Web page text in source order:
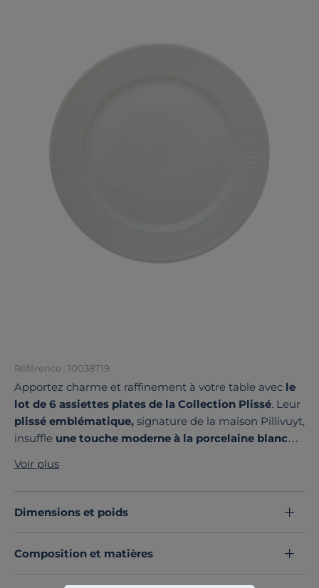
Référence : 10038719
Apportez charme et raffinement à votre table avec le
lot de 6 assiettes plates de la Collection Plissé. Leur
plissé emblématique, signature de la maison Pillivuyt,
insuffle une touche moderne à la porcelaine blanche
deviennent la toile parfaite pour mettre en valeur vos
plats, qu’il s’agisse d’entrées gourmandes, de salades
délicates ou de plats principaux raffinés.
fonctionnalité. Et quand le repas s’achève, elles
passent aulave-vaisselle en toute simplicité.
Voir plus
Dimensions et poids
Composition et matières